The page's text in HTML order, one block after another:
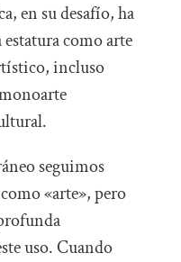
en su desafío, ha
como arte
incluso
seguimos
«arte», pero
uso. Cuando